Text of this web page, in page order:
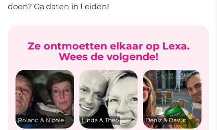
doen? Ga daten in Leiden!
Ze ontmoetten elkaar op Lexa.
Wees de volgende!
Roland & Nicole Linda & Theo Deniz & Davut